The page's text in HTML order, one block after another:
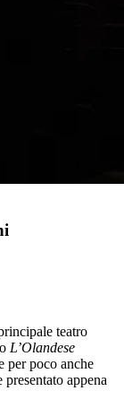
teatro
L’Olandese
per poco anche
presentato appena